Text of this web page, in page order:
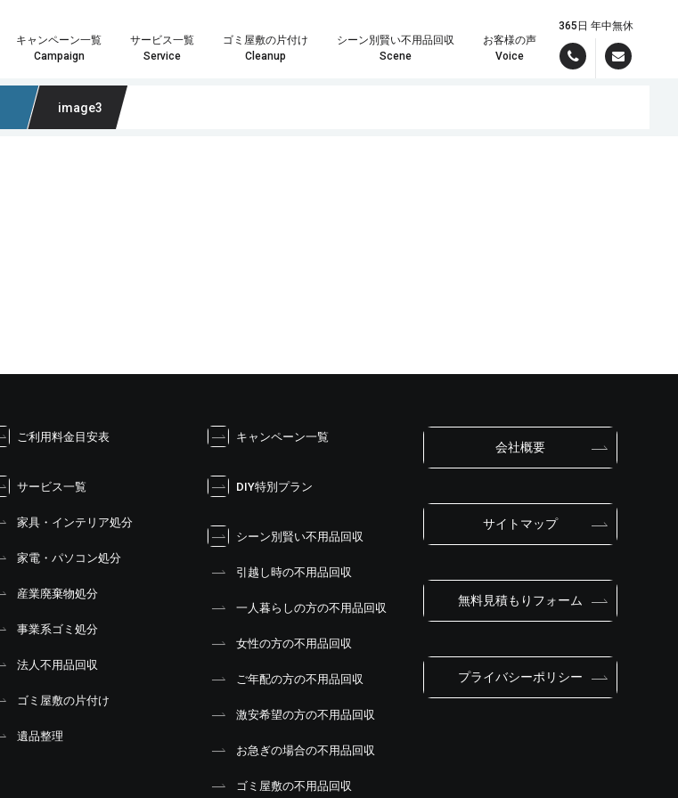
キャンペーン一覧
Campaign
サービス一覧
Service
ゴミ屋敷の片付け
Cleanup
シーン別賢い不用品回収
Scene
お客様の声
Voice
365日 年中無休
image3
ご利用料金目安表
サービス一覧
家具・インテリア処分
家電・パソコン処分
産業廃棄物処分
事業系ゴミ処分
法人不用品回収
ゴミ屋敷の片付け
遺品整理
キャンペーン一覧
DIY特別プラン
シーン別賢い不用品回収
引越し時の不用品回収
一人暮らしの方の不用品回収
女性の方の不用品回収
ご年配の方の不用品回収
激安希望の方の不用品回収
お急ぎの場合の不用品回収
ゴミ屋敷の不用品回収
会社概要
サイトマップ
無料見積もりフォーム
プライバシーポリシー